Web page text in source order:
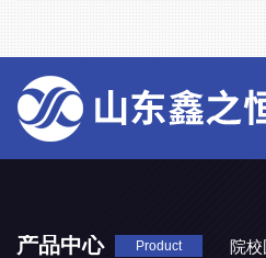
产品中心 Product
院